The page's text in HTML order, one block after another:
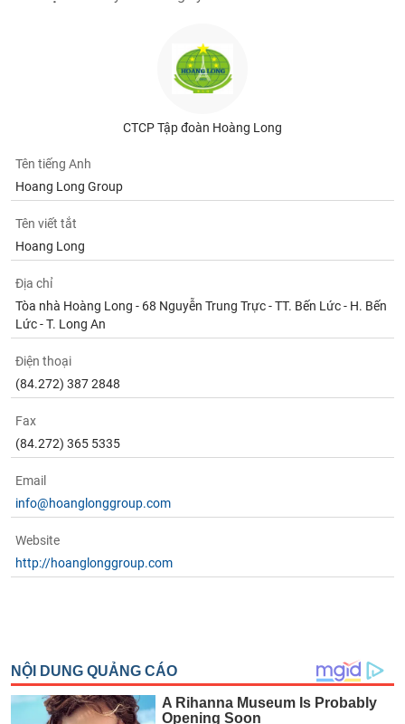
CTCP Tập đoàn Hoàng Long
Tên tiếng Anh
Hoang Long Group
Tên viết tắt
Hoang Long
Địa chỉ
Tòa nhà Hoàng Long - 68 Nguyễn Trung Trực - TT. Bến Lức - H. Bến
Lức - T. Long An
Điện thoại
(84.272) 387 2848
Fax
(84.272) 365 5335
Email
info@hoanglonggroup.com
Website
http://hoanglonggroup.com